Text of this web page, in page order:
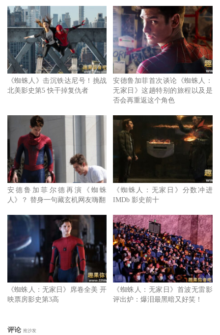
不过由于过去两年，好莱坞剧组都在与疫情对抗，每天的拍
摄都有大量的变动，但幸运的是，两位演员在拿到剧本之后
都表示可以一起来面对那些问题；同时桑墨斯也透露，陶比
与安德鲁也分享了他们对于角色与故事的想法：他们有一些
想法，能够知道他们的想法是一件很有趣且有帮助的事，没
有人像他们更了解这些角色、同时给予想法在这些角色上，
又能够具体的解释他们的想法，听到演员的想法是很有价值
的，这件事绝对塑造了我们正在做的事。
他们有很棒的想法，真的提升了我们想要的一切，增加了角
色的层次和弧线，我们开始刻画透过这两个人的帮助让汤姆
的彼得完成他该完成的旅程。麦肯纳补充，在电影的高潮，
他们帮助了他度过了一个关键的道德时刻。陶比和安德鲁的
想法以及他们塑造自己角色的方式为这个故事带来了很多帮
助。
当然，两位蜘蛛人过了多年再次回到电影当中，观众一定会
对他们之后发生了什么事有所好奇，这也是两位编剧注意到
的重点，我们必须让他们更加具体。麦肯纳谈论着，身为编
剧，我们一直在想『当他们重新进入到电影时，他们的生活
是怎样？』陶比还好吗？他是一个 43 岁的人了，还有安德
《蜘蛛人》击沉铁达尼号！挑战
北美影史第5 快干掉复仇者
安德鲁加菲首次谈论《蜘蛛人：
无家日》这趟特别的旅程以及是
否会再重返这个角色
安德鲁加菲尔德再演《蜘蛛
人》？ 替身一句藏玄机网友嗨翻
《蜘蛛人：无家日》分数冲进
IMDb 影史前十
《蜘蛛人：无家日》席卷全美 开
映票房影史第3高
《蜘蛛人：无家日》首波无雷影
评出炉：爆泪最黑暗又好笑！
评论 抢沙发